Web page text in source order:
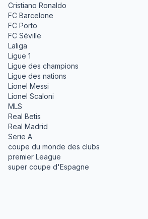
Cristiano Ronaldo
FC Barcelone
FC Porto
FC Séville
Laliga
Ligue 1
Ligue des champions
Ligue des nations
Lionel Messi
Lionel Scaloni
MLS
Real Betis
Real Madrid
Serie A
coupe du monde des clubs
premier League
super coupe d'Espagne